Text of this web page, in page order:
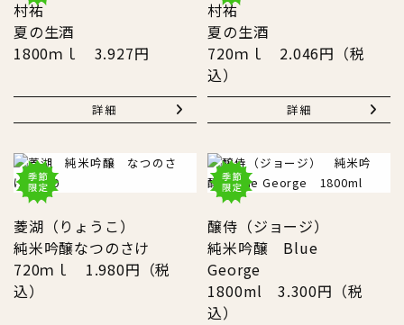
村祐
夏の生酒
1800ｍｌ 3.927円
詳細
村祐
夏の生酒
720ｍｌ 2.046円（税
込）
詳細
菱湖（りょうこ）
純米吟醸なつのさけ
720ｍｌ 1.980円（税
込）
醸侍（ジョージ）
純米吟醸 Blue
George
1800ml 3.300円（税
込）